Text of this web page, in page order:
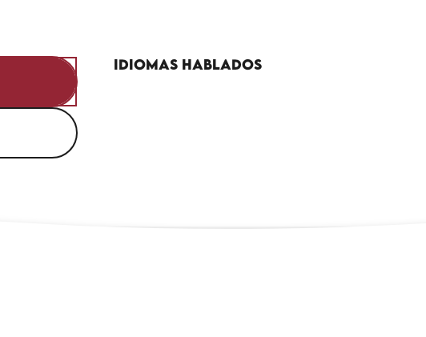
Idiomas hablados
Idiomas hablados